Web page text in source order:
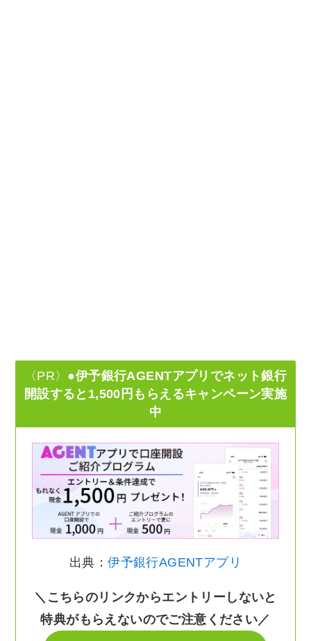
〈PR〉 ●伊予銀行AGENTアプリでネット銀行
開設すると1,500円もらえるキャンペーン実施
中
出典：伊予銀行AGENTアプリ
＼こちらのリンクからエントリーしないと
特典がもらえないのでご注意ください／